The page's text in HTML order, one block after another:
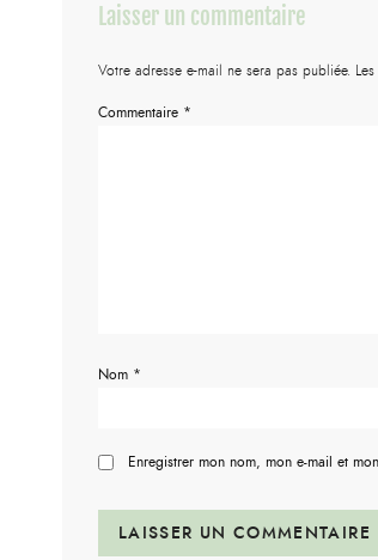
Laisser un commentaire
Votre adresse e-mail ne sera pas publiée.
Commentaire *
Nom *
Enregistrer mon nom, mon e-mail et